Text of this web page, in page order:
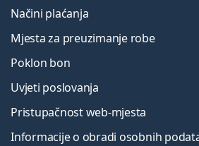
Načini plaćanja
Mjesta za preuzimanje robe
Poklon bon
Uvjeti poslovanja
Pristupačnost web-mjesta
Informacije o obradi osobnih